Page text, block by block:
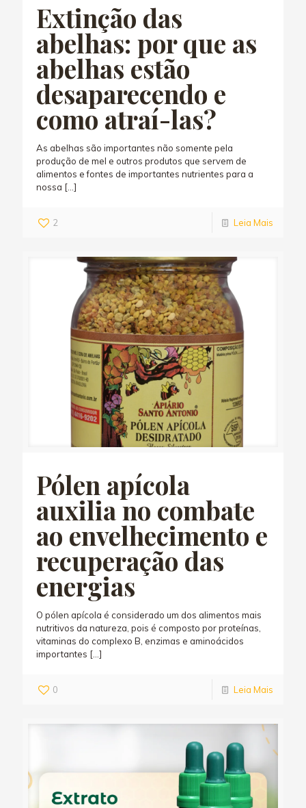
Extinção das
abelhas: por que as
abelhas estão
desaparecendo e
como atraí-las?
As abelhas são importantes não somente pela
produção de mel e outros produtos que servem de
alimentos e fontes de importantes nutrientes para a
nossa […]
2 Leia Mais
Pólen apícola
auxilia no combate
ao envelhecimento e
recuperação das
energias
O pólen apícola é considerado um dos alimentos mais
nutritivos da natureza, pois é composto por proteínas,
vitaminas do complexo B, enzimas e aminoácidos
importantes […]
0 Leia Mais